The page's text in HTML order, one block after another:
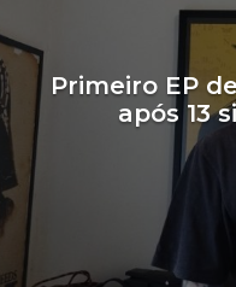
Primeiro EP
após 13